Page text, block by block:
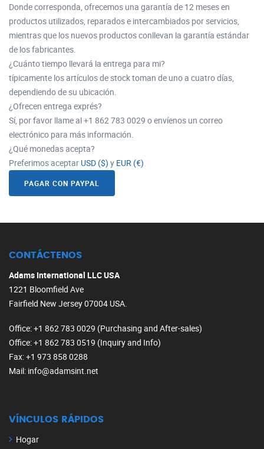
Donde corresponda, ofrecemos una garantía de 12 meses en
productos utilizados, reparados e intercambiados por servicios,
mientras que los nuevos productos conllevan la garantía estándar
de los fabricantes.
¿Cuánto tiempo llevará la entrega para mi?
típicamente los artículos de stock toman de uno a cuatro días,
dependiendo de su ubicación.
¿Ofrecen entrega exprés?
Sí, por favor llame al +1 862 783 0029 o envíenos un correo
electrónico para más información.
¿Qué monedas acepta?
Preferimos aceptar USD ($) y EUR (€)
PAGAR CON PAYPAL
CONTÁCTENOS
Adams International LLC USA
1221 Bloomfield Ave
Fairfield New Jersey 07004 USA.
Office: +1 862 783 0029 (Purchasing and After-sales)
Office: +1 862 783 0519 (Inquiry and Info)
Fax: +1 973 858 0288
Mail: info@adamsint.net
VÍNCULOS RÁPIDOS
Hogar